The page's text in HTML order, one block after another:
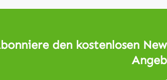
den kostenlosen